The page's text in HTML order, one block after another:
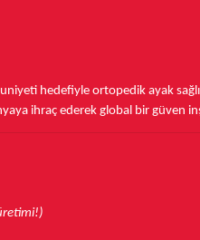
hedefiyle ortopedik ayak
ihraç ederek global bir güven